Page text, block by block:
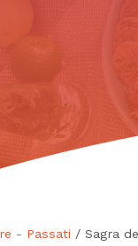
- Passati / Sagra